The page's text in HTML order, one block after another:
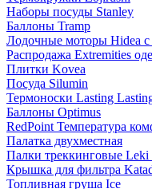
Наборы посуды Stanley
Баллоны Tramp
Лодочные моторы Hidea
Распродажа Extremities
Плитки Kovea
Посуда Silumin
Термоноски Lasting
Баллоны Optimus
RedPoint Температура
Палатка двухместная
Палки треккинговые
Крышка для фильтра
Топливная груша Ice